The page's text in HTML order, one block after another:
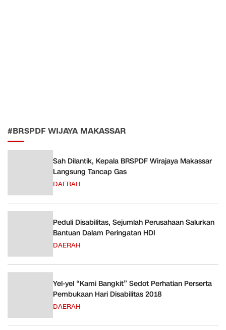
#BRSPDF WIJAYA MAKASSAR
Sah Dilantik, Kepala BRSPDF Wirajaya Makassar
Langsung Tancap Gas
DAERAH
Peduli Disabilitas, Sejumlah Perusahaan Salurkan
Bantuan Dalam Peringatan HDI
DAERAH
Yel-yel “Kami Bangkit” Sedot Perhatian Perserta
Pembukaan Hari Disabilitas 2018
DAERAH